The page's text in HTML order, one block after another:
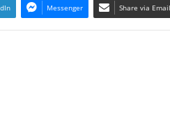
Messenger Share via Email